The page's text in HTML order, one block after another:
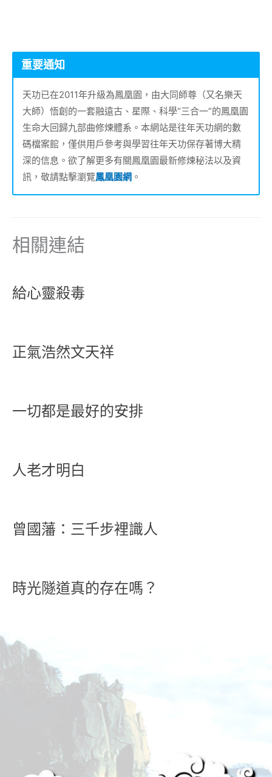
重要通知
天功已在2011年升級為鳳凰園，由大同師尊（又名樂天
大師）悟創的一套融遠古、星際、科學“三合一”的鳳凰園
生命大回歸九部曲修煉體系。本網站是往年天功網的數
碼檔案館，僅供用戶參考與學習往年天功保存著博大精
深的信息。欲了解更多有關鳳凰園最新修煉秘法以及資
訊，敬請點擊瀏覽鳳凰園網 。
相關連結
給心靈殺毒
正氣浩然文天祥
一切都是最好的安排
人老才明白
曾國藩：三千步裡識人
時光隧道真的存在嗎？